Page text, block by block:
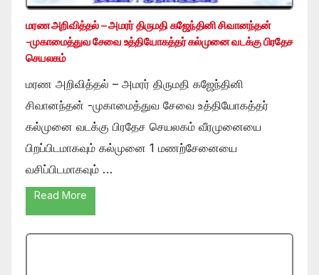
மரண அறிவித்தல் – அமரர் திருமதி கஜேந்தினி சிவானந்தன்
-முகாமைத்துவ சேவை உத்தியோகத்தர் கல்முனை வடக்கு பிரதேச
செயலகம்
மரண அறிவித்தல் – அமரர் திருமதி கஜேந்தினி
சிவானந்தன் -முகாமைத்துவ சேவை உத்தியோகத்தர்
கல்முனை வடக்கு பிரதேச செயலகம் வீரமுனையை
பிறப்பிடமாகவும் கல்முனை 1 மணற்சேனையை
வசிப்பிடமாகவும் …
Read More